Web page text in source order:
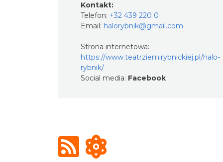
Kontakt:
Telefon: +32 439 220 0
Email: halorybnik@gmail.com
Strona internetowa:
https://www.teatrziemirybnickiej.pl/halo-
rybnik/
Social media: Facebook